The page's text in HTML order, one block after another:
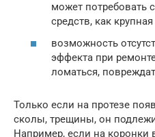
может потребовать
средств, как
возможность
эффекта при
ломаться,
Только если на протезе
сколы, трещины, он
Например, если на коронки